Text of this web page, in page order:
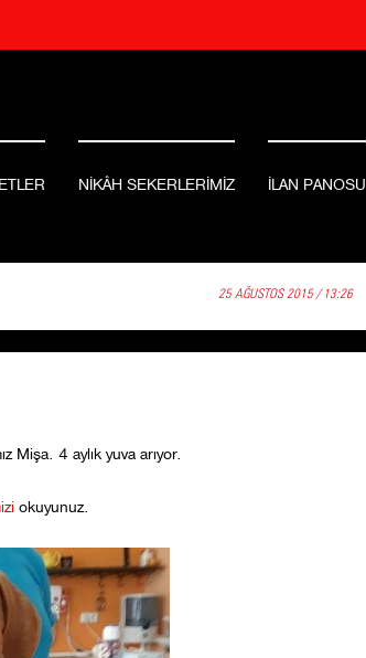
NİKÂH SEKERLERİMİZ İLAN PANOSU
25 AĞUSTOS 2015 / 13:26
Mişa. 4 aylık yuva arıyor.
okuyunuz.